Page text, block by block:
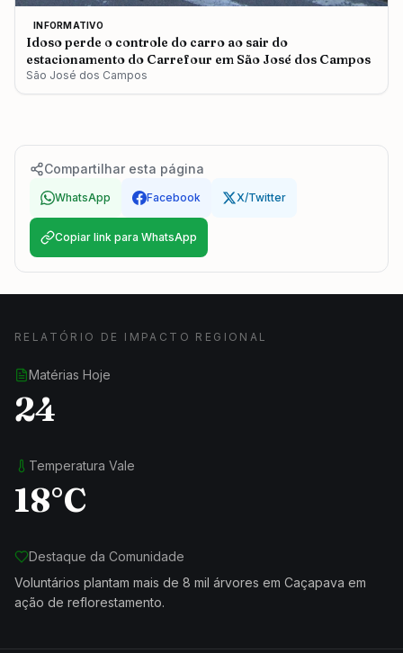
INFORMATIVO
Idoso perde o controle do carro ao sair do
estacionamento do Carrefour em São José dos Campos
São José dos Campos
Compartilhar esta página
WhatsApp Facebook X/Twitter
Copiar link para WhatsApp
RELATÓRIO DE IMPACTO REGIONAL
Matérias Hoje
24
Temperatura Vale
18°C
Destaque da Comunidade
Voluntários plantam mais de 8 mil árvores em Caçapava em
ação de reflorestamento.